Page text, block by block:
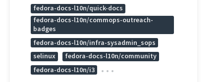
fedora-docs-l10n/quick-docs
fedora-docs-l10n/commops-outreach-
badges
fedora-docs-l10n/infra-sysadmin_sops
selinux
fedora-docs-l10n/community
fedora-docs-l10n/i3